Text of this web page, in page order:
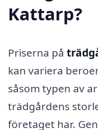
Kattarp?
Priserna på
kan variera
såsom typen av
trädgårdens
företaget har.